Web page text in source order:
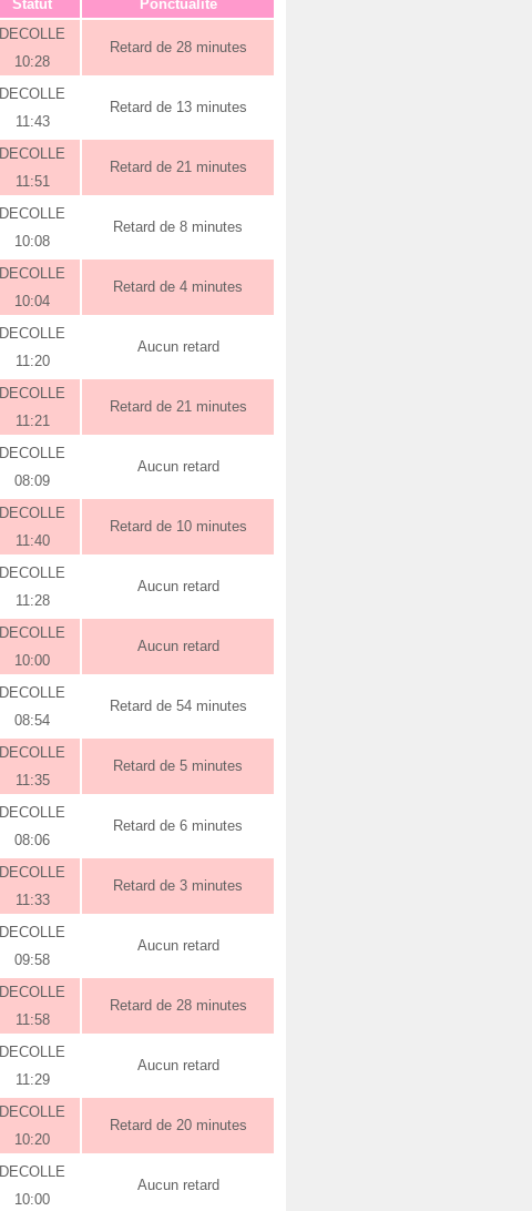
Statut Ponctualité
DECOLLE
10:28
Retard de 28 minutes
DECOLLE
11:43
Retard de 13 minutes
DECOLLE
11:51
Retard de 21 minutes
DECOLLE
10:08
Retard de 8 minutes
DECOLLE
10:04
Retard de 4 minutes
DECOLLE
11:20
Aucun retard
DECOLLE
11:21
Retard de 21 minutes
DECOLLE
08:09
Aucun retard
DECOLLE
11:40
Retard de 10 minutes
DECOLLE
11:28
Aucun retard
DECOLLE
10:00
Aucun retard
DECOLLE
08:54
Retard de 54 minutes
DECOLLE
11:35
Retard de 5 minutes
DECOLLE
08:06
Retard de 6 minutes
DECOLLE
11:33
Retard de 3 minutes
DECOLLE
09:58
Aucun retard
DECOLLE
11:58
Retard de 28 minutes
DECOLLE
11:29
Aucun retard
DECOLLE
10:20
Retard de 20 minutes
DECOLLE
10:00
Aucun retard